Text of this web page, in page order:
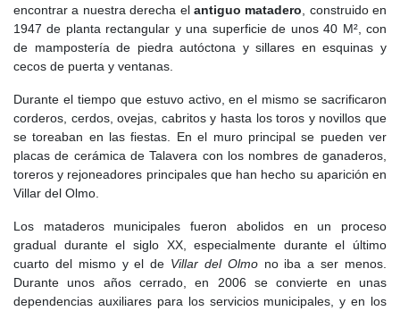
encontrar a nuestra derecha el antiguo matadero, construido en
1947 de planta rectangular y una superficie de unos 40 M², con
de mampostería de piedra autóctona y sillares en esquinas y
cecos de puerta y ventanas.
Durante el tiempo que estuvo activo, en el mismo se sacrificaron
corderos, cerdos, ovejas, cabritos y hasta los toros y novillos que
se toreaban en las fiestas. En el muro principal se pueden ver
placas de cerámica de Talavera con los nombres de ganaderos,
toreros y rejoneadores principales que han hecho su aparición en
Villar del Olmo.
Los mataderos municipales fueron abolidos en un proceso
gradual durante el siglo XX, especialmente durante el último
cuarto del mismo y el de Villar del Olmono iba a ser menos.
Durante unos años cerrado, en 2006 se convierte en unas
dependencias auxiliares para los servicios municipales, y en los